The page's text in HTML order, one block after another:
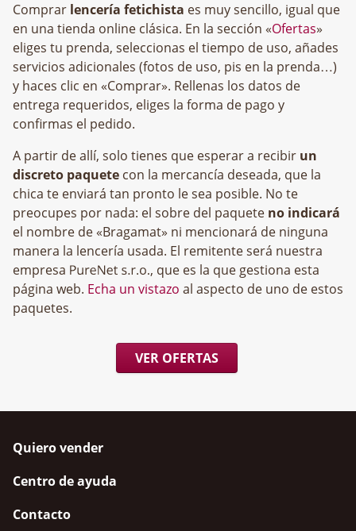
Comprar lencería fetichista es muy sencillo, igual que
en una tienda online clásica. En la sección «Ofertas»
eliges tu prenda, seleccionas el tiempo de uso, añades
servicios adicionales (fotos de uso, pis en la prenda…)
y haces clic en «Comprar». Rellenas los datos de
entrega requeridos, eliges la forma de pago y
confirmas el pedido.
A partir de allí, solo tienes que esperar a recibir un
discreto paquete con la mercancía deseada, que la
chica te enviará tan pronto le sea posible. No te
preocupes por nada: el sobre del paquete no indicará
el nombre de «Bragamat» ni mencionará de ninguna
manera la lencería usada. El remitente será nuestra
empresa
, que es la que gestiona esta
página web. Echa un vistazo al aspecto de uno de estos
paquetes.
VER OFERTAS
Quiero vender
Centro de ayuda
Contacto